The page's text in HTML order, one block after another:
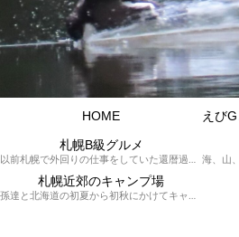
HOME
札幌B級グルメ
以前札幌で外回りの仕事をしていた還暦過ぎブロガー「えびG」がランチ（サラリーマンランチ、サラメシ）を中心に、おそば、ラーメン、中華、日替わりランチを「札幌Bグルメ」と題してレポートしているブログカテゴリーのページです。現在は定年後の再雇用で札幌中とはいかなまでも会社の近くのすすきの界隈や家のある札幌市南区を中心に徘徊しております。
札幌近郊のキャンプ場
孫達と北海道の初夏から初秋にかけてキャンプに出かけます。キャンプ場情報だったり料理だったり花火や遊びに虫取りとまさに「やっちゃえ！えびG」やりたい放題のブログです。